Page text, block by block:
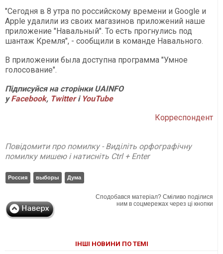
"Сегодня в 8 утра по российскому времени и Google и
Apple удалили из своих магазинов приложений наше
приложение "Навальный". То есть прогнулись под
шантаж Кремля", - сообщили в команде Навального.
В приложении была доступна программа "Умное
голосование".
Підписуйся на сторінки UAINFO
уFacebook, Twitterі YouTube
Корреспондент
Повідомити про помилку - Виділіть орфографічну
помилку мишею і натисніть Ctrl + Enter
Россия выборы Дума
Сподобався матеріал? Сміливо поділися
ним в соцмережах через ці кнопки
ІНШІ НОВИНИ ПО ТЕМІ